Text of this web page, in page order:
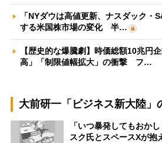
「NYダウは高値更新、ナスダック・
する米国株市場の変化 半…
【歴史的な爆騰劇】時価総額10兆円
高」「制限値幅拡大」の衝撃 フ…
大前研一「ビジネス新大陸」
「いつ暴発してもおか
スク氏とスペースXが抱